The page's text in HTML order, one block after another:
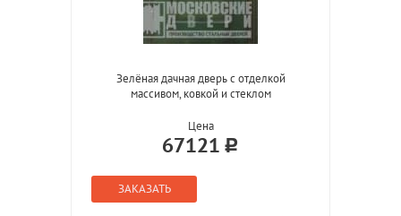
Зелёная дачная дверь с отделкой
массивом, ковкой и стеклом
Цена
67121
ЗАКАЗАТЬ